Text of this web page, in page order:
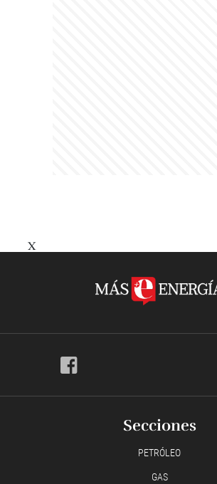
X
Secciones
PETRÓLEO
GAS